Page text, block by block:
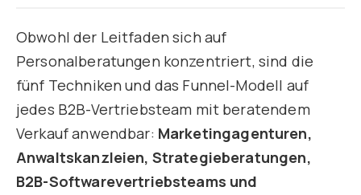
Obwohl der Leitfaden sich auf
Personalberatungen konzentriert, sind die
fünf Techniken und das Funnel-Modell auf
jedes B2B-Vertriebsteam mit beratendem
Verkauf anwendbar: Marketingagenturen,
Anwaltskanzleien, Strategieberatungen,
B2B-Softwarevertriebsteams und